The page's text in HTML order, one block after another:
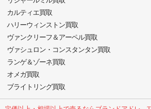
カルティエ買取
ハリーウィンストン買取
ヴァンクリーフ＆アーペル買取
ヴァシュロン・コンスタンタン買取
ランゲ＆ゾーネ買取
オメガ買取
ブライトリング買取